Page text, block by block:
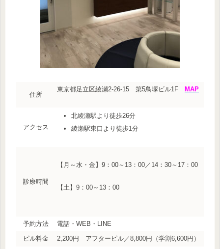
住所
東京都足立区綾瀬2-26-15 第5鳥塚ビル1F MAP
アクセス
北綾瀬駅より徒歩26分
綾瀬駅東口より徒歩1分
診療時間
【月～水・金】9：00～13：00／14：30～17：00
【土】9：00～13：00
予約方法
電話・WEB・LINE
ピル料金
2,200円 アフターピル／8,800円（学割6,600円）